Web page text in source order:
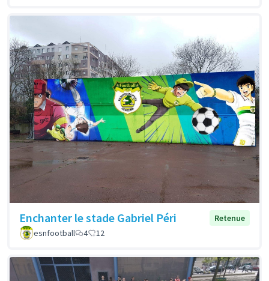
Enchanter le stade Gabriel Péri
Retenue
esnfootball
4 12